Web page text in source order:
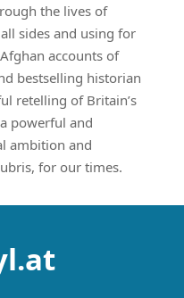
the lives of
sides and using for
accounts of
bestselling historian
retelling of Britain’s
powerful and
ambition and
for our times.